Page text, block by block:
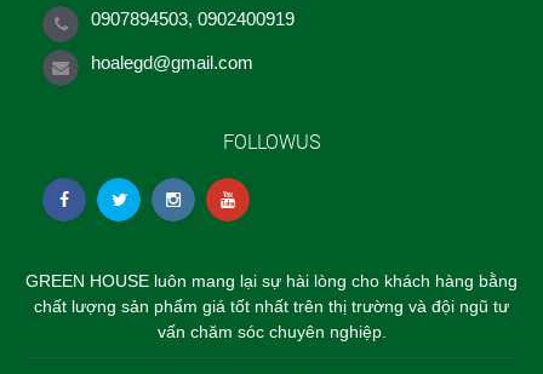
0907894503, 0902400919
hoalegd@gmail.com
FOLLOWUS
GREEN HOUSE luôn mang lại sự hài lòng cho khách hàng bằng
chất lượng sản phẩm giá tốt nhất trên thị trường và đội ngũ tư
vấn chăm sóc chuyên nghiệp.